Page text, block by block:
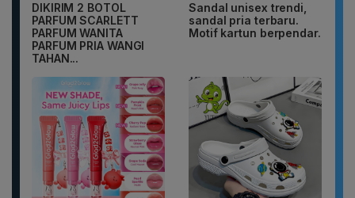
DIKIRIM 2 BOTOL
PARFUM SCARLETT
PARFUM WANITA
PARFUM PRIA WANGI
TAHAN...
Sandal unisex trendi,
sandal pria terbaru.
Motif kartun berpendar.